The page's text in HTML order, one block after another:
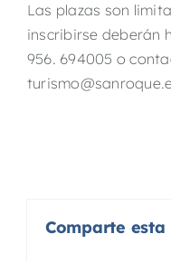
Las plazas son
inscribirse deberán
956. 694005 o
Comparte